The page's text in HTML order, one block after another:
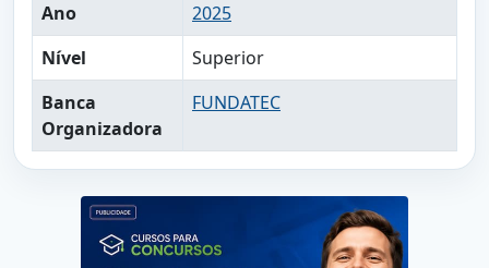
Ano
2025
Nível
Superior
Banca
Organizadora
FUNDATEC